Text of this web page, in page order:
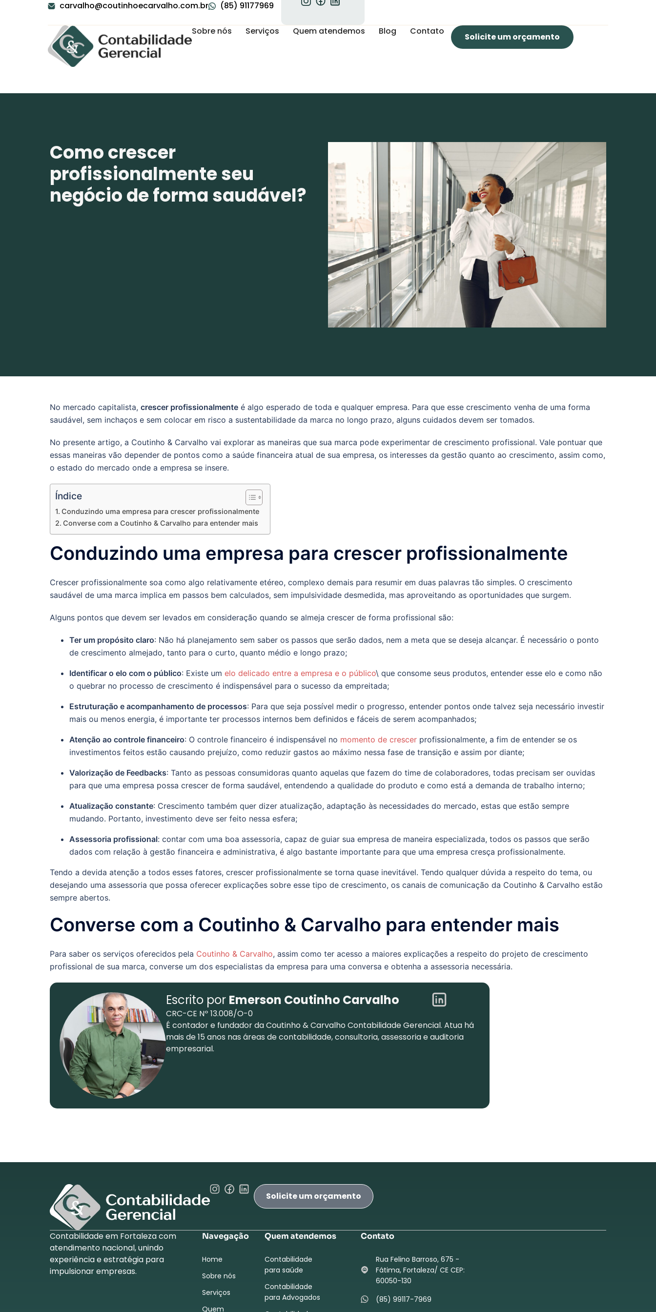
carvalho@coutinhoecarvalho.com.br (85) 91177969
Sobre nós Serviços Quem atendemos Blog Contato
Solicite um orçamento
Como crescer
profissionalmente seu
negócio de forma saudável?
No mercado capitalista, crescer profissionalmente é algo esperado de toda e qualquer empresa. Para que esse crescimento venha de uma forma
saudável, sem inchaços e sem colocar em risco a sustentabilidade da marca no longo prazo, alguns cuidados devem ser tomados.
No presente artigo, a Coutinho & Carvalho vai explorar as maneiras que sua marca pode experimentar de crescimento profissional. Vale pontuar que
essas maneiras vão depender de pontos como a saúde financeira atual de sua empresa, os interesses da gestão quanto ao crescimento, assim como,
o estado do mercado onde a empresa se insere.
Índice
Conduzindo uma empresa para crescer profissionalmente
Converse com a Coutinho & Carvalho para entender mais
Conduzindo uma empresa para crescer profissionalmente
Crescer profissionalmente soa como algo relativamente etéreo, complexo demais para resumir em duas palavras tão simples. O crescimento
saudável de uma marca implica em passos bem calculados, sem impulsividade desmedida, mas aproveitando as oportunidades que surgem.
Alguns pontos que devem ser levados em consideração quando se almeja crescer de forma profissional são:
Ter um propósito claro: Não há planejamento sem saber os passos que serão dados, nem a meta que se deseja alcançar. É necessário o ponto
de crescimento almejado, tanto para o curto, quanto médio e longo prazo;
Identificar o elo com o público: Existe um elo delicado entre a empresa e o público\ que consome seus produtos, entender esse elo e como não
o quebrar no processo de crescimento é indispensável para o sucesso da empreitada;
Estruturação e acompanhamento de processos: Para que seja possível medir o progresso, entender pontos onde talvez seja necessário investir
mais ou menos energia, é importante ter processos internos bem definidos e fáceis de serem acompanhados;
Atenção ao controle financeiro: O controle financeiro é indispensável no momento de crescer profissionalmente, a fim de entender se os
investimentos feitos estão causando prejuízo, como reduzir gastos ao máximo nessa fase de transição e assim por diante;
Valorização de Feedbacks: Tanto as pessoas consumidoras quanto aquelas que fazem do time de colaboradores, todas precisam ser ouvidas
para que uma empresa possa crescer de forma saudável, entendendo a qualidade do produto e como está a demanda de trabalho interno;
Atualização constante: Crescimento também quer dizer atualização, adaptação às necessidades do mercado, estas que estão sempre
mudando. Portanto, investimento deve ser feito nessa esfera;
Assessoria profissional: contar com uma boa assessoria, capaz de guiar sua empresa de maneira especializada, todos os passos que serão
dados com relação à gestão financeira e administrativa, é algo bastante importante para que uma empresa cresça profissionalmente.
Tendo a devida atenção a todos esses fatores, crescer profissionalmente se torna quase inevitável. Tendo qualquer dúvida a respeito do tema, ou
desejando uma assessoria que possa oferecer explicações sobre esse tipo de crescimento, os canais de comunicação da Coutinho & Carvalho estão
sempre abertos.
Converse com a Coutinho & Carvalho para entender mais
Para saber os serviços oferecidos pela Coutinho & Carvalho, assim como ter acesso a maiores explicações a respeito do projeto de crescimento
profissional de sua marca, converse um dos especialistas da empresa para uma conversa e obtenha a assessoria necessária.
Escrito por Emerson Coutinho Carvalho
CRC-CE Nº 13.008/O-0
É contador e fundador da Coutinho & Carvalho Contabilidade Gerencial. Atua há
mais de 15 anos nas áreas de contabilidade, consultoria, assessoria e auditoria
empresarial.
Solicite um orçamento
Contabilidade em Fortaleza com
atendimento nacional, unindo
experiência e estratégia para
impulsionar empresas.
Navegação
Home
Sobre nós
Serviços
Quem
Quem atendemos
Contabilidade
para saúde
Contabilidade
para Advogados
Contato
Rua Felino Barroso, 675 -
Fátima, Fortaleza/ CE CEP:
60050-130
(85) 99117-7969